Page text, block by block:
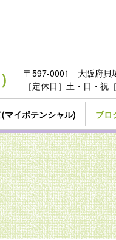
〒597-0001 大阪府貝
［定休日］土・日・祝
マイポテンシャル) ブロ